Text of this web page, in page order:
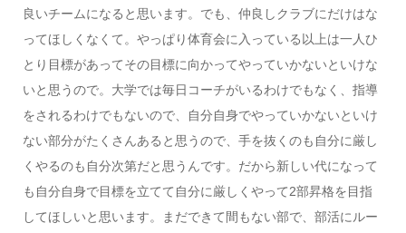
良いチームになると思います。でも、仲良しクラブにだけはな
ってほしくなくて。やっぱり体育会に入っている以上は一人ひ
とり目標があってその目標に向かってやっていかないといけな
いと思うので。大学では毎日コーチがいるわけでもなく、指導
をされるわけでもないので、自分自身でやっていかないといけ
ない部分がたくさんあると思うので、手を抜くのも自分に厳し
くやるのも自分次第だと思うんです。だから新しい代になって
も自分自身で目標を立てて自分に厳しくやって2部昇格を目指
してほしいと思います。まだできて間もない部で、部活にルー